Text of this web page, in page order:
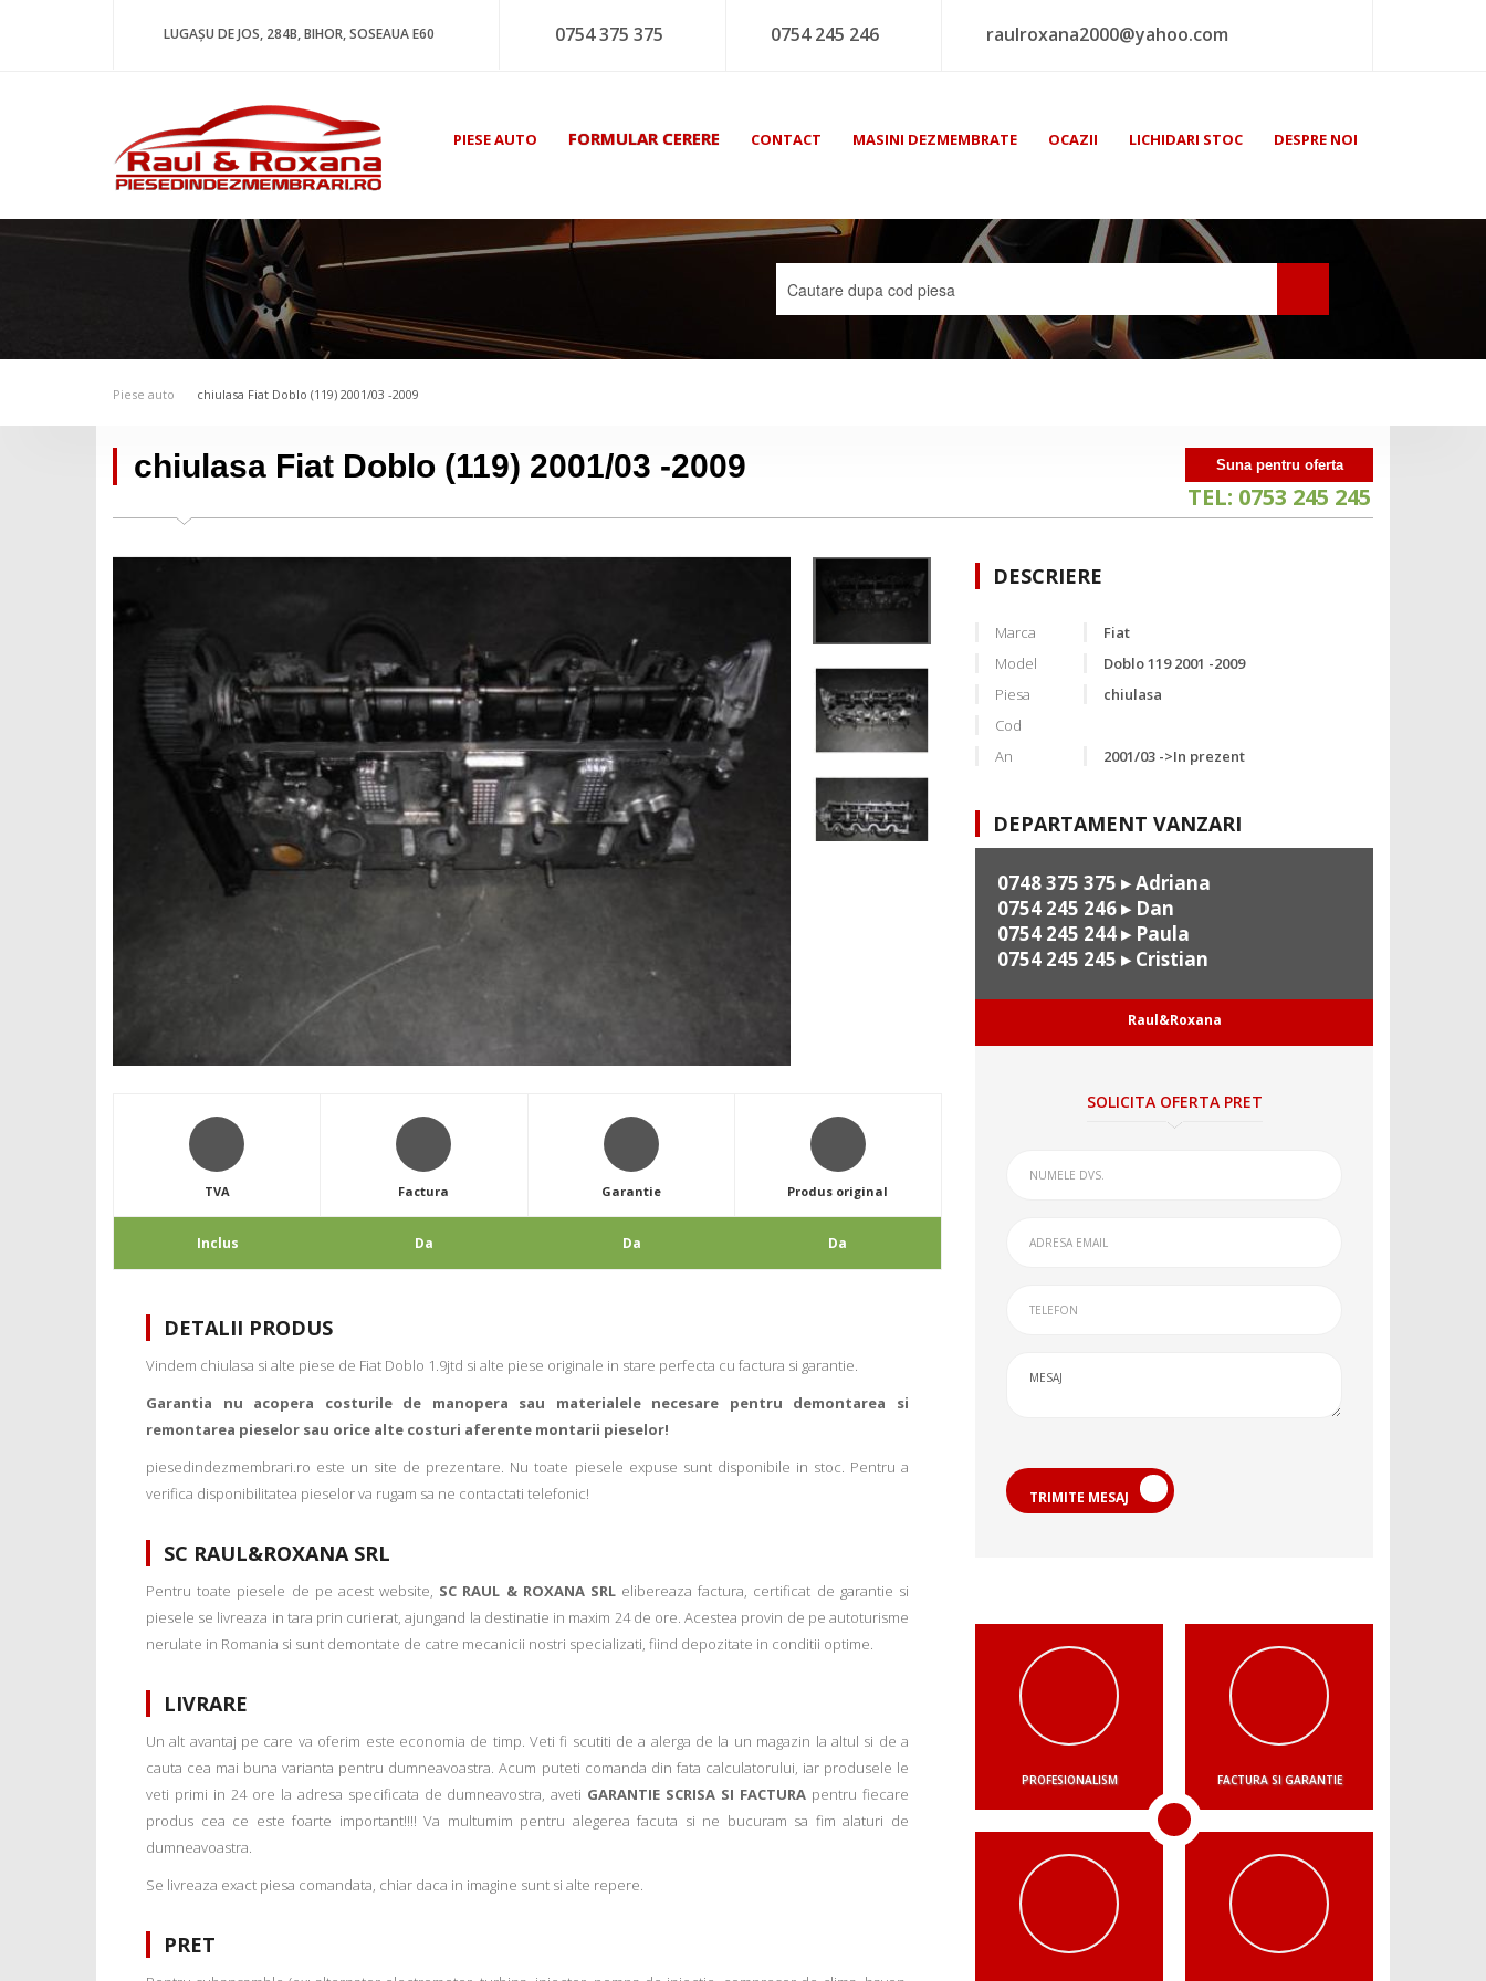
LUGAȘU DE JOS, 284B, BIHOR, SOSEAUA E60 0754 375 375 0754 245 246 raulroxana2000@yahoo.com
PIESE AUTO FORMULAR CERERE CONTACT MASINI DEZMEMBRATE OCAZII LICHIDARI STOC DESPRE NOI
Piese auto chiulasa Fiat Doblo (119) 2001/03 -2009
chiulasa Fiat Doblo (119) 2001/03 -2009 Suna pentru oferta
TEL: 0753 245 245
TVA
Inclus
Factura
Da
Garantie
Da
Produs original
Da
DETALII PRODUS
Vindem chiulasa si alte piese de Fiat Doblo 1.9jtd si alte piese originale in stare perfecta cu factura si garantie.
Garantia nu acopera costurile de manopera sau materialele necesare pentru demontarea si
remontarea pieselor sau orice alte costuri aferente montarii pieselor!
piesedindezmembrari.ro este un site de prezentare. Nu toate piesele expuse sunt disponibile in stoc. Pentru a
verifica disponibilitatea pieselor va rugam sa ne contactati telefonic!
SC RAUL&ROXANA SRL
Pentru toate piesele de pe acest website, SC RAUL & ROXANA SRLelibereaza factura, certificat de garantie si
piesele se livreaza in tara prin curierat, ajungand la destinatie in maxim 24 de ore. Acestea provin de pe autoturisme
nerulate in Romania si sunt demontate de catre mecanicii nostri specializati, fiind depozitate in conditii optime.
LIVRARE
Un alt avantaj pe care va oferim este economia de timp. Veti fi scutiti de a alerga de la un magazin la altul si de a
cauta cea mai buna varianta pentru dumneavoastra. Acum puteti comanda din fata calculatorului, iar produsele le
veti primi in 24 ore la adresa specificata de dumneavostra, aveti GARANTIE SCRISA SI FACTURA pentru fiecare
produs cea ce este foarte important!!!! Va multumim pentru alegerea facuta si ne bucuram sa fim alaturi de
dumneavoastra.
Se livreaza exact piesa comandata, chiar daca in imagine sunt si alte repere.
PRET
DESCRIERE
Marca
Fiat
Model
Doblo 119 2001 -2009
Piesa
chiulasa
Cod
An
2001/03 ->In prezent
DEPARTAMENT VANZARI
0748 375 375 ▸ Adriana
0754 245 246▸ Dan
0754 245 244▸ Paula
0754 245 245 ▸ Cristian
Raul&Roxana
SOLICITA OFERTA PRET
TRIMITE MESAJ
PROFESIONALISM FACTURA SI GARANTIE